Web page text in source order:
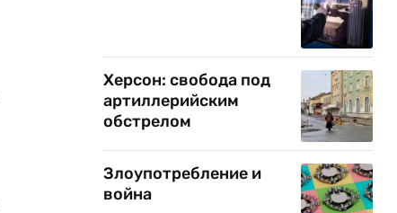
Херсон: свобода под
артиллерийским
обстрелом
Злоупотребление и
война